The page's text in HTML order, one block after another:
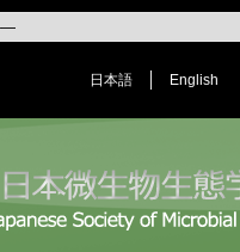
日本語 English